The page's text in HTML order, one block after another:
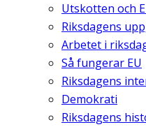
Utskotten och
Riksdagens
Arbetet i
Så fungerar EU
Riksdagens
Demokrati
Riksdagens